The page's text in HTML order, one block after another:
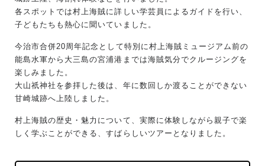
各スポットでは村上海賊に詳しい学芸員によるガイドを行い、
子どもたちも熱心に聞いていました。
今治市合併20周年記念として特別に村上海賊ミュージアム前の
能島水軍から大三島の宮浦港までは海賊気分でクルージングを
楽しみました。
大山祇神社を参拝した後は、年に数回しか渡ることができない
甘崎城跡へ上陸しました。
村上海賊の歴史・魅力について、実際に体験しながら親子で楽
しく学ぶことができる、すばらしいツアーとなりました。